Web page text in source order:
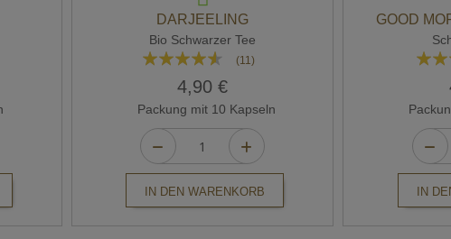
DARJEELING
Bio Schwarzer Tee
Bewertung:
(11)
4,90 €
Packung mit 10 Kapseln
IN DEN WARENKORB
GOOD
IN